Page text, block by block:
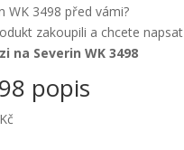
WK 3498 před vámi?
zakoupili a chcete napsat
na Severin WK 3498
popis